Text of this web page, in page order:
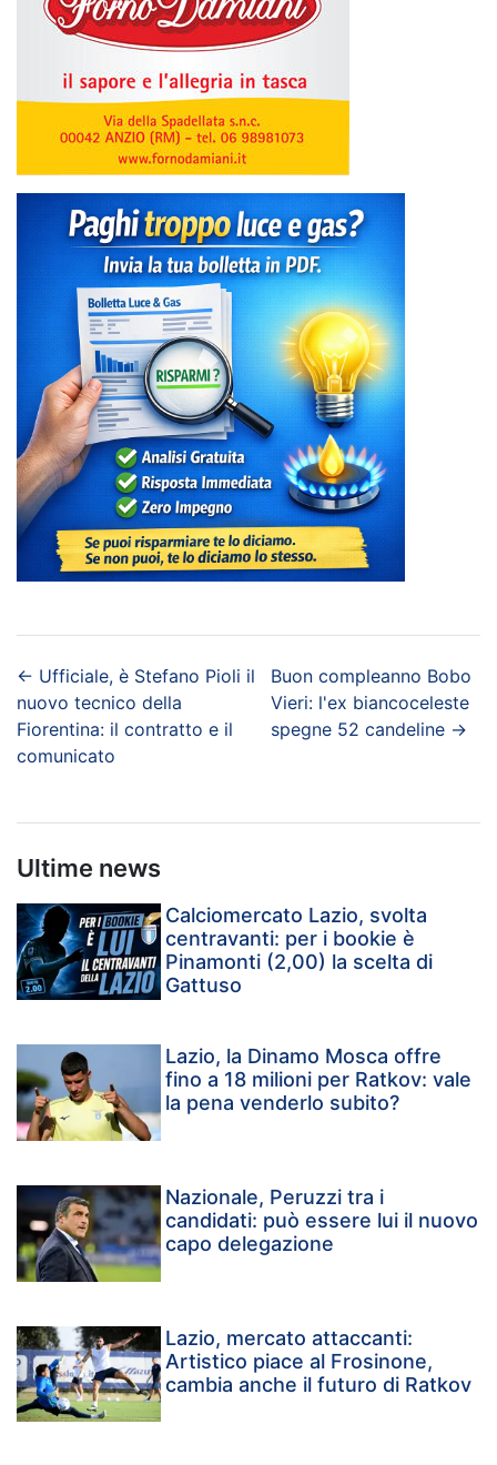
← Ufficiale, è Stefano Pioli il
nuovo tecnico della
Fiorentina: il contratto e il
comunicato
Buon compleanno Bobo
Vieri: l'ex biancoceleste
spegne 52 candeline →
Ultime news
Calciomercato Lazio, svolta
centravanti: per i bookie è
Pinamonti (2,00) la scelta di
Gattuso
Lazio, la Dinamo Mosca offre
fino a 18 milioni per Ratkov: vale
la pena venderlo subito?
Nazionale, Peruzzi tra i
candidati: può essere lui il nuovo
capo delegazione
Lazio, mercato attaccanti:
Artistico piace al Frosinone,
cambia anche il futuro di Ratkov